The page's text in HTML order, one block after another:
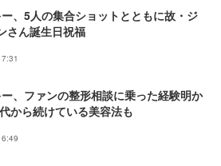
、5人の集合ショットとともに故・ジ
さん誕生日祝福
、ファンの整形相談に乗った経験明か
から続けている美容法も